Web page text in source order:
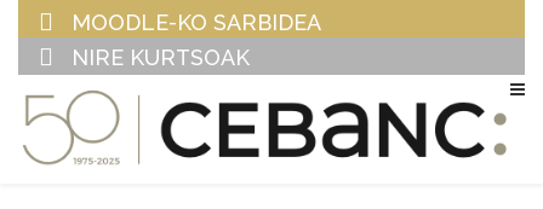
MOODLE-KO SARBIDEA
NIRE KURTSOAK